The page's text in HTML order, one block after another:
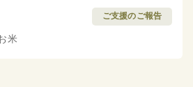
ご支援のご報告
米